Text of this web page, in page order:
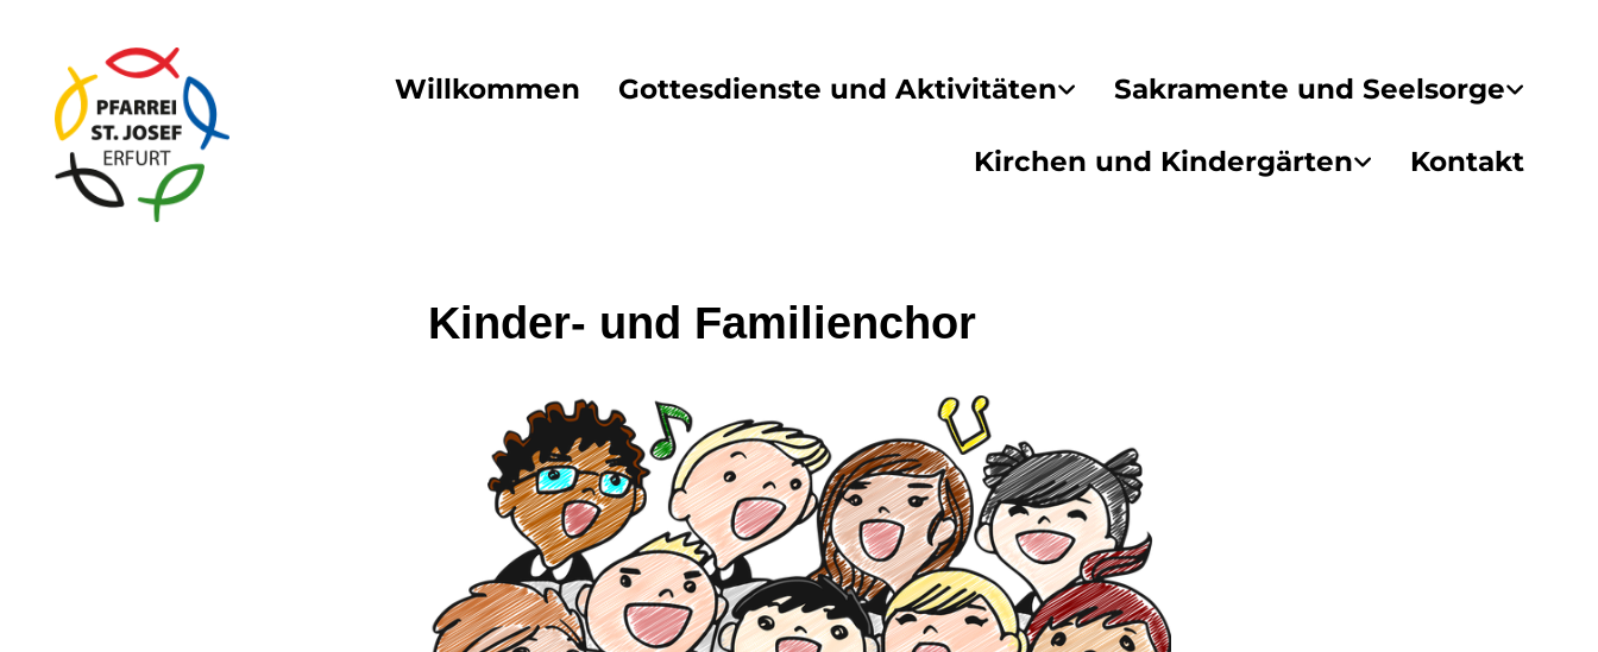
Willkommen Gottesdienste und Aktivitäten Sakramente und Seelsorge
Kirchen und Kindergärten Kontakt
Kinder- und Familienchor